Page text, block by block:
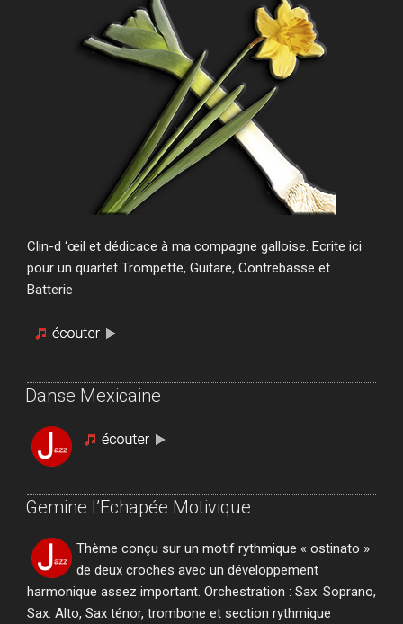
Clin-d ‘œil et dédicace à ma compagne galloise. Ecrite ici
pour un quartet Trompette, Guitare, Contrebasse et
Batterie
Danse Mexicaine
Gemine l’Echapée Motivique
Thème conçu sur un motif rythmique « ostinato »
de deux croches avec un développement
harmonique assez important. Orchestration : Sax. Soprano,
Sax. Alto, Sax ténor, trombone et section rythmique